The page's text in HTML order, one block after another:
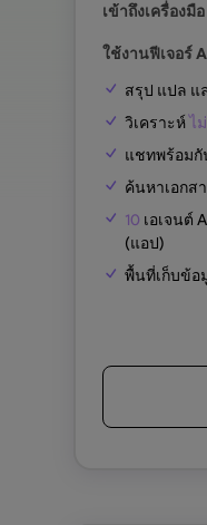
เข้าถึงเครื่องมื
ใช้งานฟีเจอร์
สรุป แปล แ
วิเคราะห์ไ
แชทพร้อมกั
ค้นหาเอกส
10 เอเจนต์
(แอป)
พื้นที่เก็บข้อ